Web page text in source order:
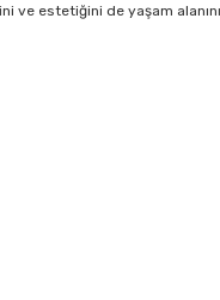
ve estetiğini de yaşam